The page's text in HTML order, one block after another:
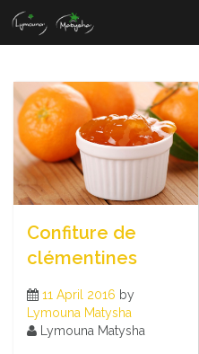
Skip
content
Confiture de
clémentines
11 April 2016 by
Lymouna Matysha
Lymouna Matysha